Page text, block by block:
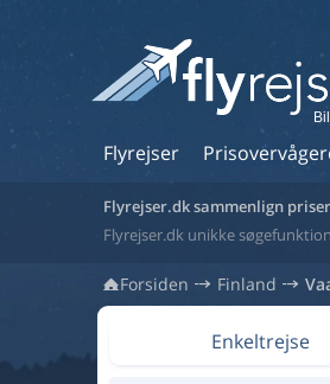
Flyrejser
Flyrejser.dk sammenlign
Flyrejser.dk unikke
Forsiden Finland
Enkeltrejse